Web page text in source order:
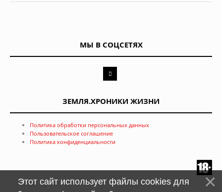
МЫ В СОЦСЕТЯХ
ЗЕМЛЯ.ХРОНИКИ ЖИЗНИ
Политика обработки персональных данных
Пользовательское соглашение
Политика конфиденциальности
Этот сайт использует файлы cookies для